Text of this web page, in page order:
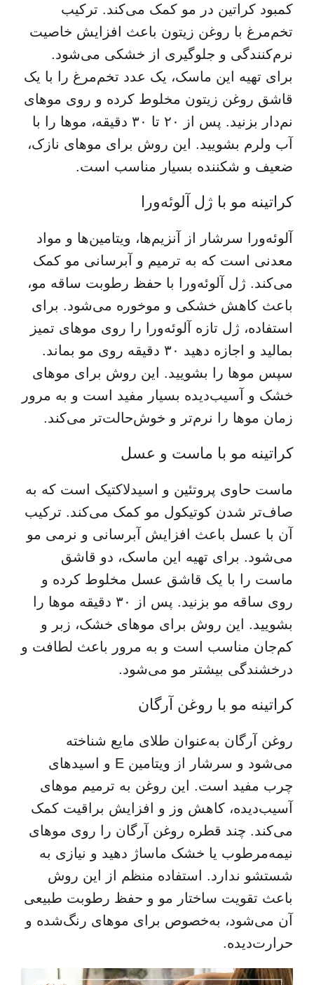
کمبود کراتین در مو کمک می‌کند. ترکیب
تخم‌مرغ با روغن زیتون باعث افزایش خاصیت
نرم‌کنندگی و جلوگیری از خشکی می‌شود.
برای تهیه این ماسک، یک عدد تخم‌مرغ را با یک
قاشق روغن زیتون مخلوط کرده و روی موهای
نم‌دار بزنید. پس از ۲۰ تا ۳۰ دقیقه، موها را با
آب ولرم بشویید. این روش برای موهای نازک،
ضعیف و شکننده بسیار مناسب است.
کراتینه مو با ژل آلوئه‌ورا
آلوئه‌ورا سرشار از آنزیم‌ها، ویتامین‌ها و مواد
معدنی است که به ترمیم و آبرسانی مو کمک
می‌کند. ژل آلوئه‌ورا با حفظ رطوبت ساقه مو،
باعث کاهش خشکی و موخوره می‌شود. برای
استفاده، ژل تازه آلوئه‌ورا را روی موهای تمیز
بمالید و اجازه دهید ۳۰ دقیقه روی مو بماند.
سپس موها را بشویید. این روش برای موهای
خشک و آسیب‌دیده بسیار مفید است و به مرور
زمان موها را نرم‌تر و خوش‌حالت‌تر می‌کند.
کراتینه مو با ماست و عسل
ماست حاوی پروتئین و اسیدلاکتیک است که به
صاف‌تر شدن کوتیکول مو کمک می‌کند. ترکیب
آن با عسل باعث افزایش آبرسانی و نرمی مو
می‌شود. برای تهیه این ماسک، دو قاشق
ماست را با یک قاشق عسل مخلوط کرده و
روی ساقه مو بزنید. پس از ۳۰ دقیقه موها را
بشویید. این روش برای موهای خشک، زبر و
کم‌جان مناسب است و به مرور باعث لطافت و
درخشندگی بیشتر مو می‌شود.
کراتینه مو با روغن آرگان
روغن آرگان به‌عنوان طلای مایع شناخته
می‌شود و سرشار از ویتامین E و اسیدهای
چرب مفید است. این روغن به ترمیم موهای
آسیب‌دیده، کاهش وز و افزایش براقیت کمک
می‌کند. چند قطره روغن آرگان را روی موهای
نیمه‌مرطوب یا خشک ماساژ دهید و نیازی به
شستشو ندارد. استفاده منظم از این روش
باعث تقویت ساختار مو و حفظ رطوبت طبیعی
آن می‌شود، به‌خصوص برای موهای رنگ‌شده و
حرارت‌دیده.